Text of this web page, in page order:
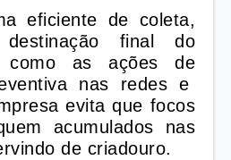
eficiente de coleta,
final do
como as ações de
nas redes e
evita que focos
acumulados nas
de criadouro.